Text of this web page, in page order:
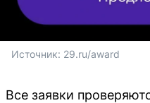
Источник: 29.ru/award
Все заявки